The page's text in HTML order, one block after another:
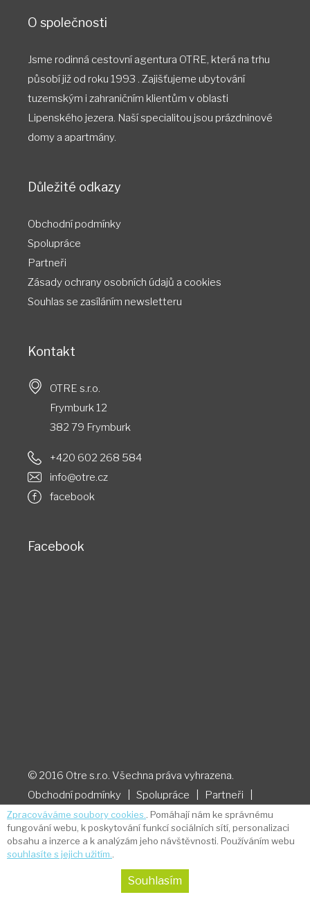
O společnosti
Jsme rodinná cestovní agentura OTRE, která na trhu
působí již od roku 1993 . Zajišťujeme ubytování
tuzemským i zahraničním klientům v oblasti
Lipenského jezera. Naší specialitou jsou prázdninové
domy a apartmány.
Důležité odkazy
Obchodní podmínky
Spolupráce
Partneři
Zásady ochrany osobních údajů a cookies
Souhlas​​ se ​​zasíláním ​​newsletteru
Kontakt
OTRE s.r.o.
Frymburk 12
382 79 Frymburk
+420 602 268 584
info@otre.cz
facebook
Facebook
© 2016 Otre s.r.o. Všechna práva vyhrazena.
Obchodní podmínky
Spolupráce Partneři
Zásady ochrany osobních údajů a cookies |
Souhlas​​ se ​​zasíláním ​​newsletteru
Webdesign by NexGen IT
Zpracováváme soubory cookies.
. Pomáhají nám ke správnému
fungování webu, k poskytování funkcí sociálních sítí, personalizaci
obsahu a inzerce a k analýzám jeho návštěvnosti. Používáním webu
souhlasíte s jejich užitím.
Souhlasím